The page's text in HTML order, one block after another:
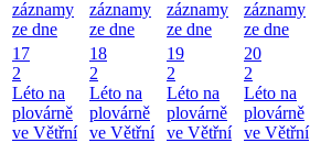
záznamy
ze dne
záznamy
ze dne
záznamy
ze dne
záznamy
ze dne
17
2
Léto na
plovárně
ve Větřní
18
2
Léto na
plovárně
ve Větřní
19
2
Léto na
plovárně
ve Větřní
20
2
Léto na
plovárně
ve Větřní